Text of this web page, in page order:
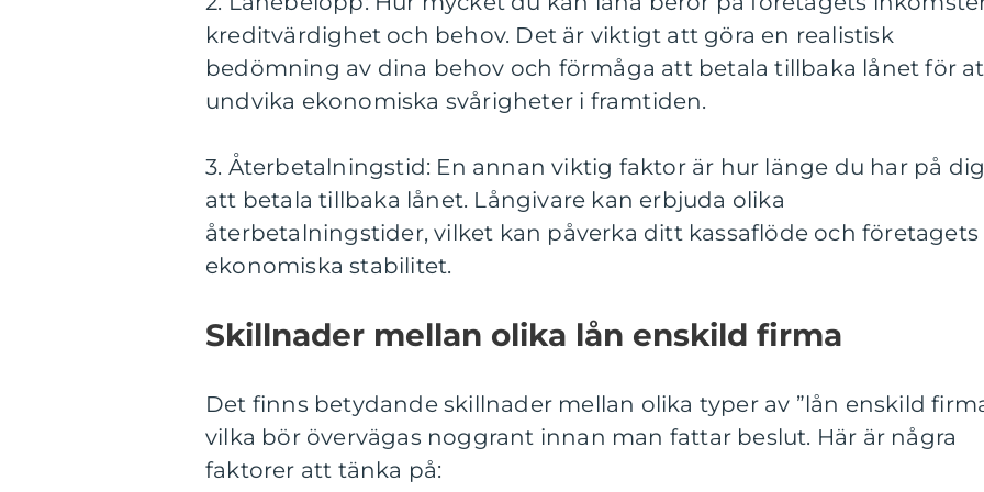
kreditvärdighet och behov. Det är viktigt att göra en realistisk
bedömning av dina behov och förmåga att betala tillbaka lånet för
undvika ekonomiska svårigheter i framtiden.
3. Återbetalningstid: En annan viktig faktor är hur länge du har på dig
att betala tillbaka lånet. Långivare kan erbjuda olika
återbetalningstider, vilket kan påverka ditt kassaflöde och företagets
ekonomiska stabilitet.
Skillnader mellan olika lån enskild firma
Det finns betydande skillnader mellan olika typer av ”lån enskild
vilka bör övervägas noggrant innan man fattar beslut. Här är några
faktorer att tänka på: